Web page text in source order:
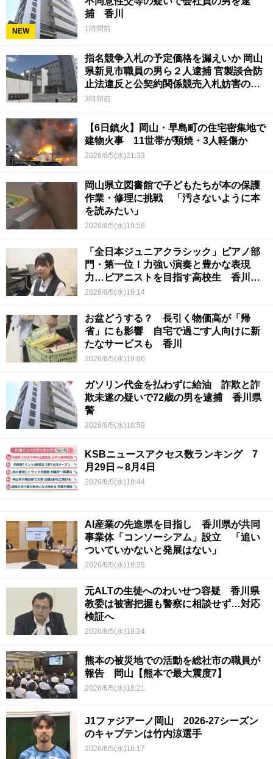
NEW
捕 香川
1時間前
指名競争入札の予定価格を漏えいか 岡山
県新見市職員の男ら２人逮捕 官製談合防
止法違反と公契約関係競売入札妨害の疑
い
3時間前
【6日鎮火】岡山・早島町の住宅密集地で
建物火事 11世帯が類焼・3人軽傷か
2026/8/5(水)21:33
岡山県立図書館で子どもたちが本の保護
作業・修理に挑戦 「汚さないように本
を読みたい」
2026/8/5(水)19:58
「全日本ジュニアクラシック」ピアノ部
門・第一位！力強い演奏と豊かな表現
力…ピアニストを目指す高校生 香川
【青春のキセキ】
2026/8/5(水)19:14
お盆どうする？ 長引く物価高が「帰
省」にも影響 自宅で過ごす人向けに新
たなサービスも 香川
2026/8/5(水)19:06
ガソリン代金を払わずに給油 詐欺と詐
欺未遂の疑いで72歳の男を逮捕 香川県
警
2026/8/5(水)18:59
KSBニュースアクセス数ランキング 7
月29日～8月4日
2026/8/5(水)18:44
AI産業の先進県を目指し 香川県が共同
事業体「コンソーシアム」設立 「追い
ついていかないと発展はない」
2026/8/5(水)18:25
元ALTの生徒へのわいせつ容疑 香川県
教委は被害把握も警察に相談せず…対応
検証へ
2026/8/5(水)18:24
熊本の被災地での活動を総社市の職員が
報告 岡山【熊本で最大震度7】
2026/8/5(水)18:21
J1ファジアーノ岡山 2026-27シーズン
のキャプテンは竹内涼選手
2026/8/5(水)18:17